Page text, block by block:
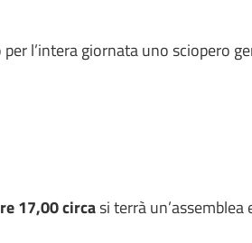
l’intera giornata uno sciopero
17,00 circasi terrà